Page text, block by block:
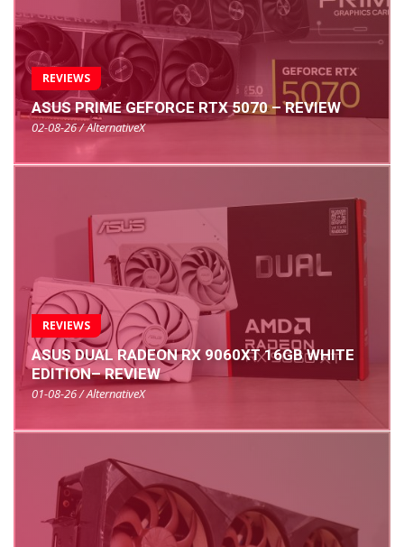
REVIEWS
ASUS PRIME GEFORCE RTX 5070 – REVIEW
02-08-26 / AlternativeX
REVIEWS
ASUS DUAL RADEON RX 9060XT 16GB WHITE
EDITION– REVIEW
01-08-26 / AlternativeX